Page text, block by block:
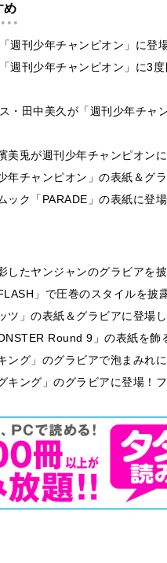
め
週刊少年チャンピオン」に登
週刊少年チャンピオン」に3
・田中美久が「週刊少年チャ
美兎が週刊少年チャンピオン
年チャンピオン」の表紙＆グ
ック「PARADE」の表紙に登
したヤンジャンのグラビアを
」で圧巻のスタイルを
ツ」の表紙＆グラビアに登場
Round 9」の表紙を
ング」のグラビアで泡まみれ
キング」のグラビアに登場！